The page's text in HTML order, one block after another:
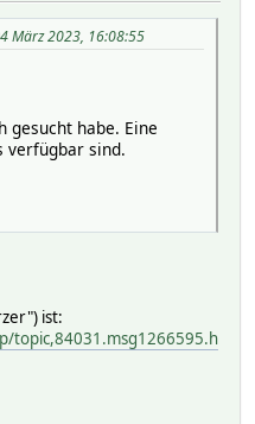
März 2023, 16:08:55
gesucht habe. Eine
verfügbar sind.
ist:
topic,84031.msg1266595.h